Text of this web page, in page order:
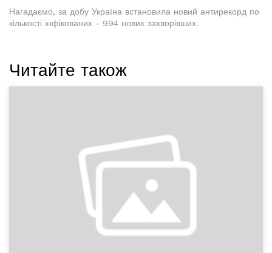
Нагадаємо, за добу Україна встановила новий антирекорд по
кількості інфікованих - 994 нових захворівших.
Читайте також